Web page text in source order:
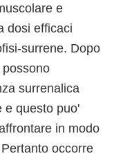
e
dosi efficaci
surrene. Dopo
possono
surrenalica
e questo puo'
in modo
occorre